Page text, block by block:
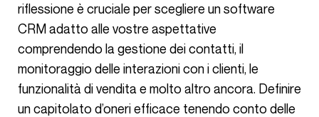
riflessione è cruciale per scegliere un software
CRM adatto alle vostre aspettative
comprendendo la gestione dei contatti, il
monitoraggio delle interazioni con i clienti, le
funzionalità di vendita e molto altro ancora. Definire
un capitolato d’oneri efficace tenendo conto delle